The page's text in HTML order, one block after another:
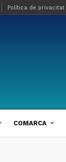
Política de privacitat
COMARCA